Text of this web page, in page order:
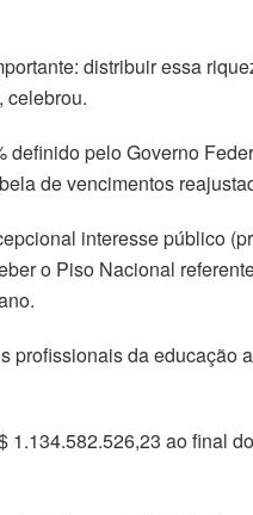
distribuir essa
celebrou.
pelo Governo
de vencimentos
interesse público
o Piso Nacional
da educação
ao final